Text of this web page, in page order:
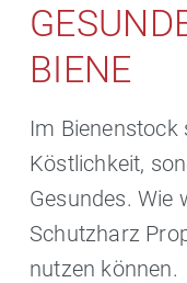
BIENE
Im
Köstlichkeit,
Gesundes. Wie
Schutzharz
nutzen können.